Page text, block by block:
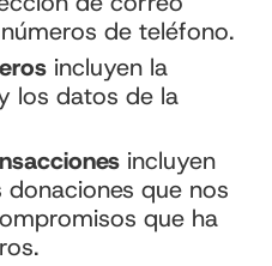
de teléfono.
incluyen la
los datos de la
incluyen
que nos
que ha